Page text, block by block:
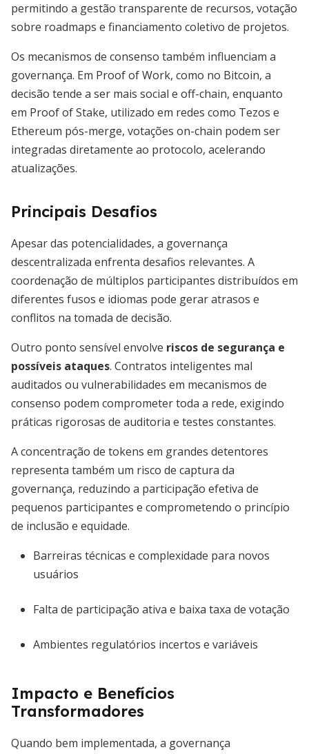
permitindo a gestão transparente de recursos, votação
sobre roadmaps e financiamento coletivo de projetos.
Os mecanismos de consenso também influenciam a
governança. Em Proof of Work, como no Bitcoin, a
decisão tende a ser mais social e off-chain, enquanto
em Proof of Stake, utilizado em redes como Tezos e
Ethereum pós-merge, votações on-chain podem ser
integradas diretamente ao protocolo, acelerando
atualizações.
Principais Desafios
Apesar das potencialidades, a governança
descentralizada enfrenta desafios relevantes. A
coordenação de múltiplos participantes distribuídos em
diferentes fusos e idiomas pode gerar atrasos e
conflitos na tomada de decisão.
Outro ponto sensível envolve riscos de segurança e
possíveis ataques. Contratos inteligentes mal
auditados ou vulnerabilidades em mecanismos de
consenso podem comprometer toda a rede, exigindo
práticas rigorosas de auditoria e testes constantes.
A concentração de tokens em grandes detentores
representa também um risco de captura da
governança, reduzindo a participação efetiva de
pequenos participantes e comprometendo o princípio
de inclusão e equidade.
Barreiras técnicas e complexidade para novos
usuários
Falta de participação ativa e baixa taxa de votação
Ambientes regulatórios incertos e variáveis
Impacto e Benefícios
Transformadores
Quando bem implementada, a governança